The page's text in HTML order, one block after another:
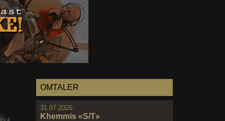
OMTALER
31.07.2026:
Khemmis «S/T»